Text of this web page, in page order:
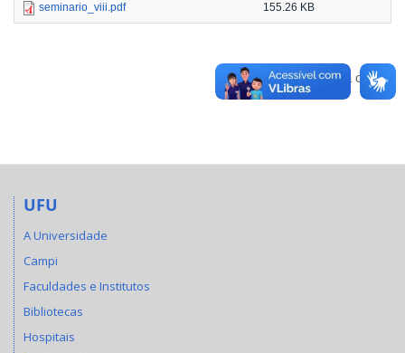
seminario_viii.pdf 155.26 KB
Voltar para o topo
UFU
A Universidade
Campi
Faculdades e Institutos
Bibliotecas
Hospitais